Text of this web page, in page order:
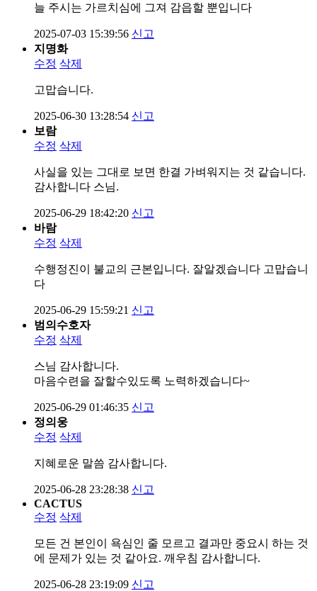
늘 주시는 가르치심에 그져 감읍할 뿐입니다
2025-07-03 15:39:56 신고
지명화
수정 삭제
고맙습니다.
2025-06-30 13:28:54 신고
보람
수정 삭제
사실을 있는 그대로 보면 한결 가벼워지는 것 같습니다.
감사합니다 스님.
2025-06-29 18:42:20 신고
바람
수정 삭제
수행정진이 불교의 근본입니다. 잘알겠습니다 고맙습니
다
2025-06-29 15:59:21 신고
범의수호자
수정 삭제
스님 감사합니다.
마음수련을 잘할수있도록 노력하겠습니다~
2025-06-29 01:46:35 신고
정의웅
수정 삭제
지혜로운 말씀 감사합니다.
2025-06-28 23:28:38 신고
CACTUS
수정 삭제
모든 건 본인이 욕심인 줄 모르고 결과만 중요시 하는 것
에 문제가 있는 것 같아요. 깨우침 감사합니다.
2025-06-28 23:19:09 신고